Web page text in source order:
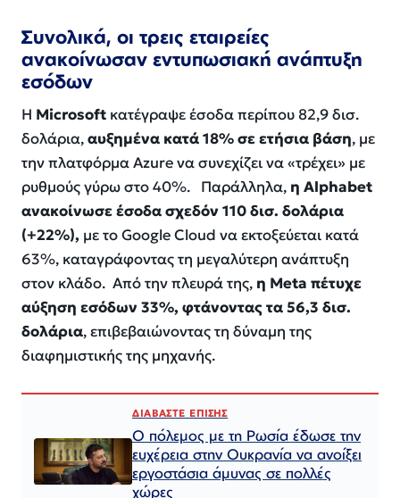
Συνολικά, οι τρεις εταιρείες
ανακοίνωσαν εντυπωσιακή ανάπτυξη
εσόδων
Η Microsoft κατέγραψε έσοδα περίπου 82,9 δισ.
δολάρια,αυξημένα κατά 18% σε ετήσια βάση, με
την πλατφόρμα Azure να συνεχίζει να «τρέχει» με
ρυθμούς γύρω στο 40%. Παράλληλα, η Alphabet
ανακοίνωσε έσοδα σχεδόν 110 δισ. δολάρια
(+22%), με το Google Cloud να εκτοξεύεται κατά
63%, καταγράφοντας τη μεγαλύτερη ανάπτυξη
στον κλάδο. Από την πλευρά της, η Meta πέτυχε
αύξηση εσόδων 33%, φτάνοντας τα 56,3 δισ.
δολάρια, επιβεβαιώνοντας τη δύναμη της
διαφημιστικής της μηχανής.
ΔΙΑΒΑΣΤΕ ΕΠΙΣΗΣ
Ο πόλεμος με τη Ρωσία έδωσε την
ευχέρεια στην Ουκρανία να ανοίξει
εργοστάσια άμυνας σε πολλές
χώρες